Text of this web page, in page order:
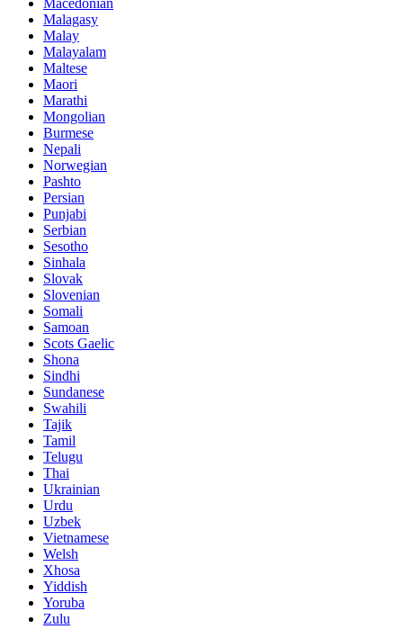
Macedonian
Malagasy
Malay
Malayalam
Maltese
Maori
Marathi
Mongolian
Burmese
Nepali
Norwegian
Pashto
Persian
Punjabi
Serbian
Sesotho
Sinhala
Slovak
Slovenian
Somali
Samoan
Scots Gaelic
Shona
Sindhi
Sundanese
Swahili
Tajik
Tamil
Telugu
Thai
Ukrainian
Urdu
Uzbek
Vietnamese
Welsh
Xhosa
Yiddish
Yoruba
Zulu